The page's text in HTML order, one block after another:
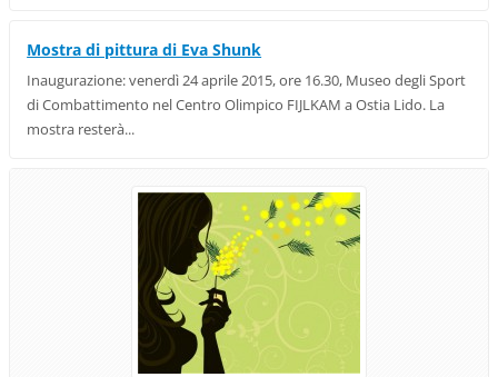
Mostra di pittura di Eva Shunk
Inaugurazione: venerdì 24 aprile 2015, ore 16.30, Museo degli Sport
di Combattimento nel Centro Olimpico FIJLKAM a Ostia Lido. La
mostra resterà...